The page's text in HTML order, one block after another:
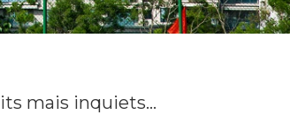
mais inquiets…